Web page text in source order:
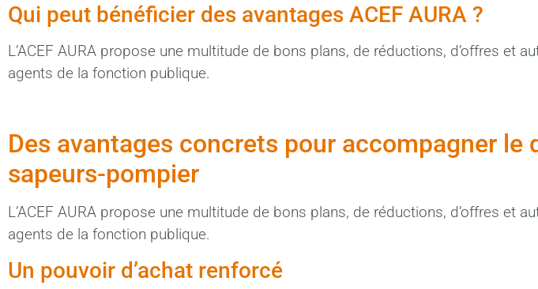
Qui peut bénéficier des avantages ACEF AURA ?
L’ACEF AURA propose une multitude de bons plans, de réductions, d’offres et
agents de la fonction publique.
Des avantages concrets pour accompagner le
sapeurs-pompier
L’ACEF AURA propose une multitude de bons plans, de réductions, d’offres et
agents de la fonction publique.
Un pouvoir d’achat renforcé